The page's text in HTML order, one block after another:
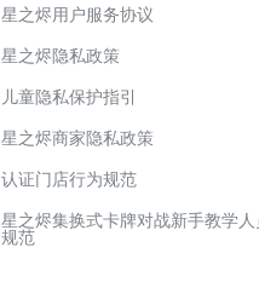
星之烬用户服务协议
星之烬隐私政策
儿童隐私保护指引
星之烬商家隐私政策
认证门店行为规范
星之烬集换式卡牌对战新手教学
规范